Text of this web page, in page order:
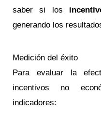
saber si los
generando los
Medición del éxito
Para evaluar la
incentivos no
indicadores: